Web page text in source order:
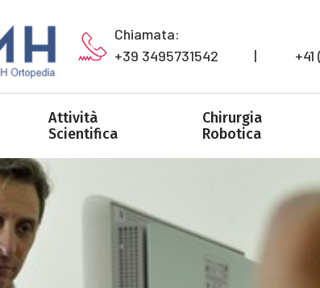
Chiamata:
+39 3495731542           |
Attività
Scientifica
Chirurgia
Robotica